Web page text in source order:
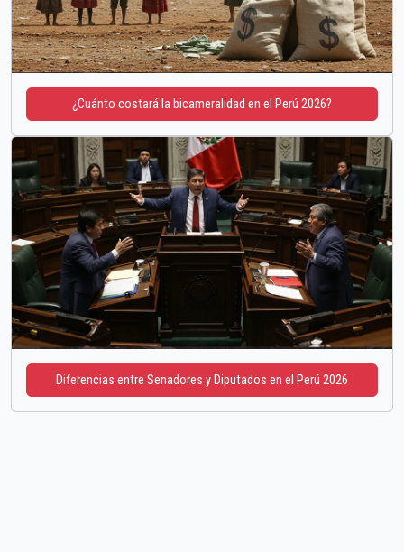
¿Cuánto costará la bicameralidad en el Perú 2026?
Diferencias entre Senadores y Diputados en el Perú 2026